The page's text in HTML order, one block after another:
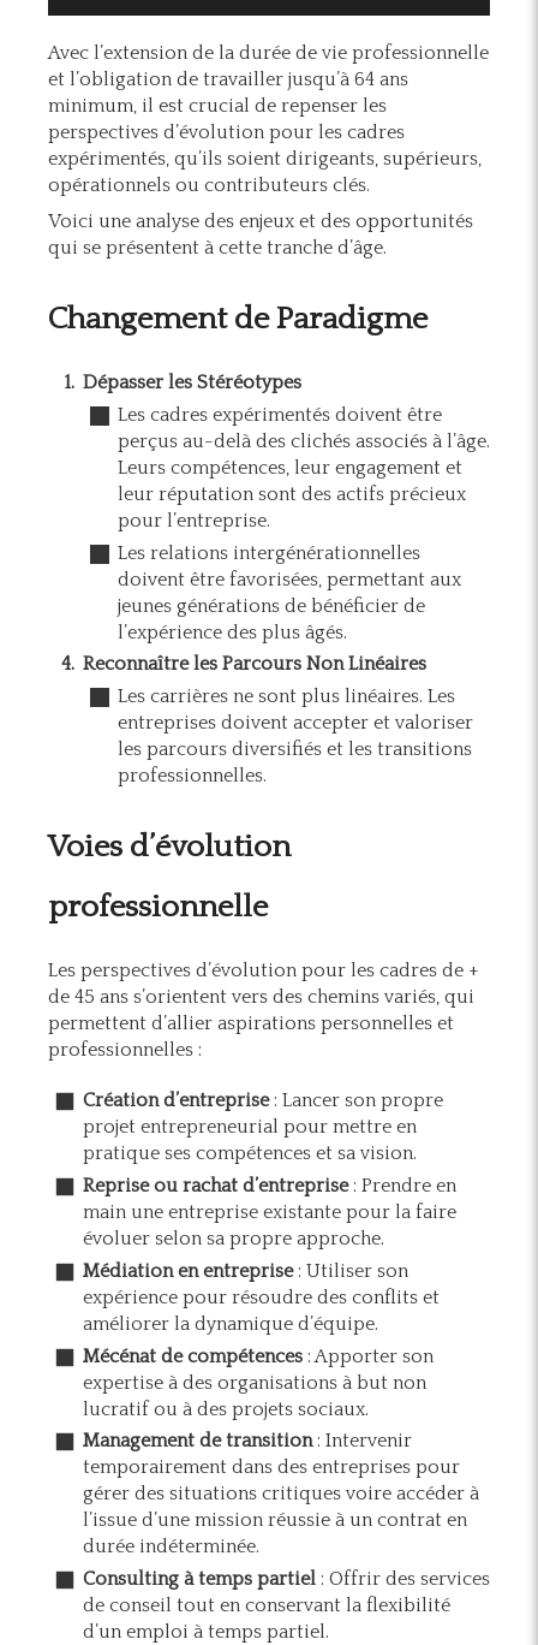
Avec l’extension de la durée de vie professionnelle
et l’obligation de travailler jusqu’à 64 ans
minimum, il est crucial de repenser les
perspectives d’évolution pour les cadres
expérimentés, qu’ils soient dirigeants, supérieurs,
opérationnels ou contributeurs clés.
Voici une analyse des enjeux et des opportunités
qui se présentent à cette tranche d’âge.
Changement de Paradigme
Dépasser les Stéréotypes
Les cadres expérimentés doivent être
perçus au-delà des clichés associés à l’âge.
Leurs compétences, leur engagement et
leur réputation sont des actifs précieux
pour l’entreprise.
Les relations intergénérationnelles
doivent être favorisées, permettant aux
jeunes générations de bénéficier de
l’expérience des plus âgés.
Reconnaître les Parcours Non Linéaires
Les carrières ne sont plus linéaires. Les
entreprises doivent accepter et valoriser
les parcours diversifiés et les transitions
professionnelles.
Voies d’évolution
professionnelle
Les perspectives d’évolution pour les cadres de +
de 45 ans s’orientent vers des chemins variés, qui
permettent d’allier aspirations personnelles et
professionnelles :
Création d’entreprise: Lancer son propre
projet entrepreneurial pour mettre en
pratique ses compétences et sa vision.
Reprise ou rachat d’entreprise: Prendre en
main une entreprise existante pour la faire
évoluer selon sa propre approche.
Médiation en entreprise: Utiliser son
expérience pour résoudre des conflits et
améliorer la dynamique d’équipe.
Mécénat de compétences: Apporter son
expertise à des organisations à but non
lucratif ou à des projets sociaux.
Management de transition: Intervenir
temporairement dans des entreprises pour
gérer des situations critiques voire accéder à
l’issue d’une mission réussie à un contrat en
durée indéterminée.
Consulting à temps partiel: Offrir des services
de conseil tout en conservant la flexibilité
d’un emploi à temps partiel.